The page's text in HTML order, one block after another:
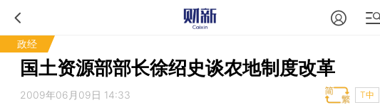
政经
国土资源部部长徐绍史谈农地制度改革
2009年06月09日 14:33 T中